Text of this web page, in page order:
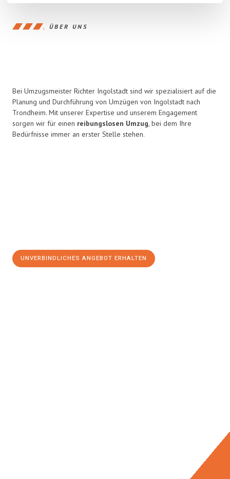
ÜBER UNS
Bei Umzugsmeister Richter Ingolstadt sind wir spezialisiert auf die
Planung und Durchführung von Umzügen von Ingolstadt nach
Trondheim. Mit unserer Expertise und unserem Engagement
sorgen wir für einen reibungslosen Umzug, bei dem Ihre
Bedürfnisse immer an erster Stelle stehen.
UNVERBINDLICHES ANGEBOT ERHALTEN